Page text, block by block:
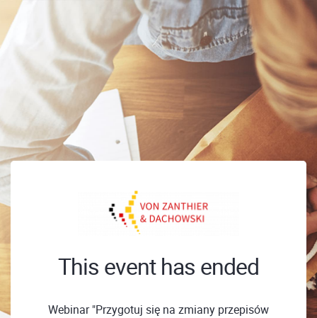
This event has ended
Webinar "Przygotuj się na zmiany przepisów